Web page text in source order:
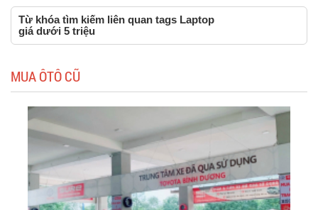
Từ khóa tìm kiếm liên quan tags Laptop
giá dưới 5 triệu
MUA ÔTÔ CŨ